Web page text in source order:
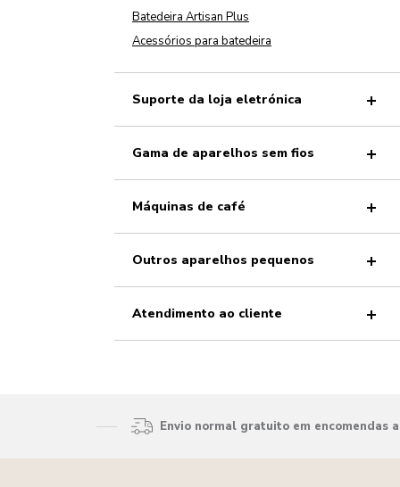
Batedeira Artisan Plus
Acessórios para batedeira
Suporte da loja eletrónica
Gama de aparelhos sem fios
Máquinas de café
Outros aparelhos pequenos
Atendimento ao cliente
Envio normal gratuito em encomendas